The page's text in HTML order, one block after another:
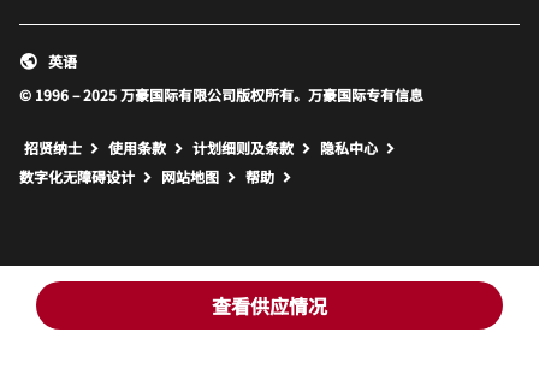
查看供应情况
© 1996 – 2025 万豪国际有限公司版权所有。万豪国际专有信息
英语
招贤纳士 使用条款 计划细则及条款
隐私中心
数字化无障碍设计
网站地图 打开新窗口
帮助